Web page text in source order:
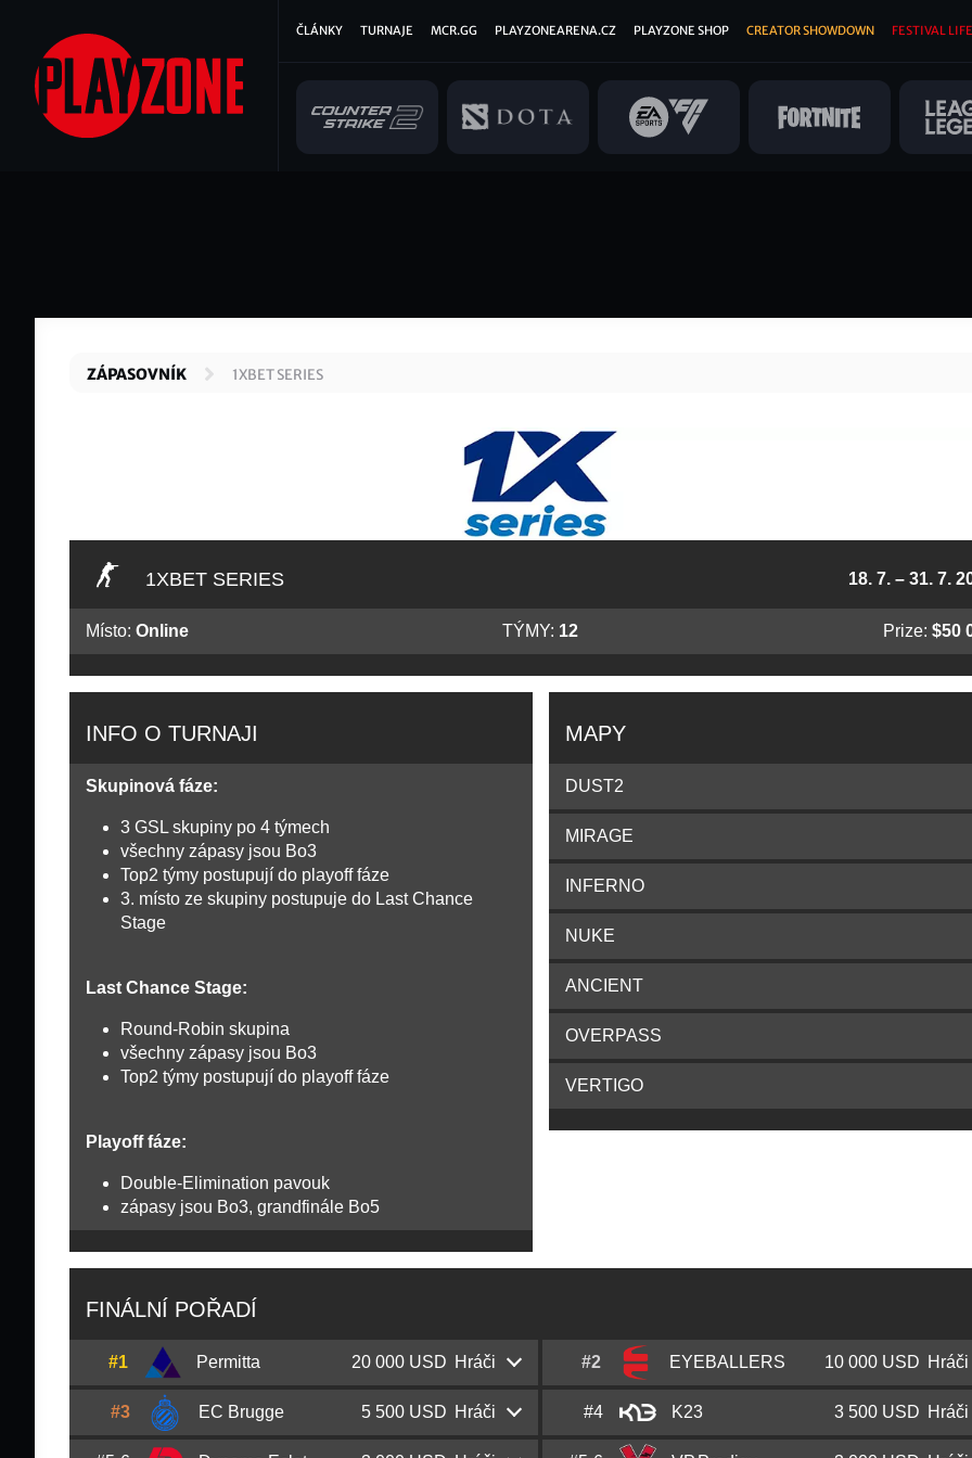
hlavnímu
obsahu
Hlavní
ČLÁNKY TURNAJE MCR.GG PLAYZONEARENA.CZ PLAYZONE SHOP CREATOR SHOWDOWN FESTIVAL
ZÁPASOVNÍK 1XBET SERIES
1XBET SERIES 18. 7. – 31. 7.
Místo: Online TÝMY: 12 Prize: $50
INFO O TURNAJI
Skupinová fáze:
3 GSL skupiny po 4 týmech
všechny zápasy jsou Bo3
Top2 týmy postupují do playoff fáze
3. místo ze skupiny postupuje do Last Chance
Stage
Last Chance Stage:
Round-Robin skupina
všechny zápasy jsou Bo3
Top2 týmy postupují do playoff fáze
Playoff fáze:
Double-Elimination pavouk
zápasy jsou Bo3, grandfinále Bo5
MAPY
DUST2
MIRAGE
INFERNO
NUKE
ANCIENT
OVERPASS
VERTIGO
FINÁLNÍ POŘADÍ
#1 Permitta 20 000 USD Hráči
Patryk olimp Woźniak
#2 EYEBALLERS 10 000 USD Hráči
Jesper JWWecksell
#3 EC Brugge 5 500 USD Hráči #4 K23 3 500 USD Hráči